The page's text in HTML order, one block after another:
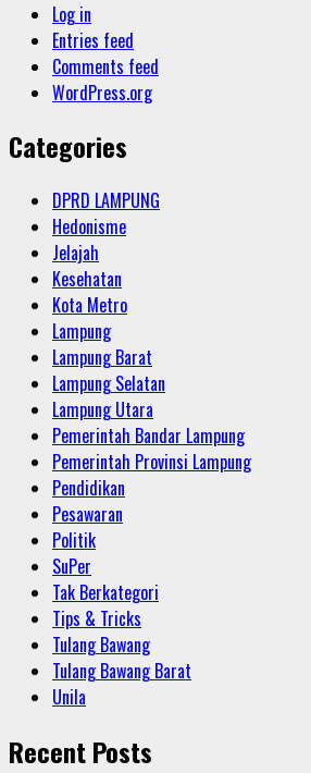
Log in
Entries feed
Comments feed
WordPress.org
Categories
DPRD LAMPUNG
Hedonisme
Jelajah
Kesehatan
Kota Metro
Lampung
Lampung Barat
Lampung Selatan
Lampung Utara
Pemerintah Bandar Lampung
Pemerintah Provinsi Lampung
Pendidikan
Pesawaran
Politik
SuPer
Tak Berkategori
Tips & Tricks
Tulang Bawang
Tulang Bawang Barat
Unila
Recent Posts